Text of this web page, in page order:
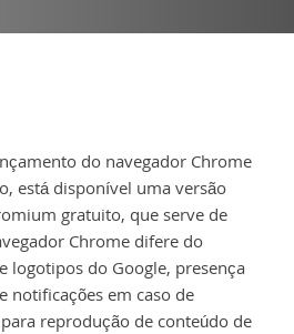
do navegador Chrome
está disponível uma versão
gratuito, que serve de
Chrome difere do
logotipos do Google, presença
notificações em caso de
reprodução de conteúdo de